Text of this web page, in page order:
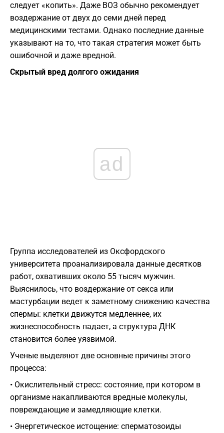
следует «копить». Даже ВОЗ обычно рекомендует
воздержание от двух до семи дней перед
медицинскими тестами. Однако последние данные
указывают на то, что такая стратегия может быть
ошибочной и даже вредной.
Скрытый вред долгого ожидания
ad
Группа исследователей из Оксфордского
университета проанализировала данные десятков
работ, охвативших около 55 тысяч мужчин.
Выяснилось, что воздержание от секса или
мастурбации ведет к заметному снижению качества
спермы: клетки движутся медленнее, их
жизнеспособность падает, а структура ДНК
становится более уязвимой.
Ученые выделяют две основные причины этого
процесса:
• Окислительный стресс: состояние, при котором в
организме накапливаются вредные молекулы,
повреждающие и замедляющие клетки.
• Энергетическое истощение: сперматозоиды